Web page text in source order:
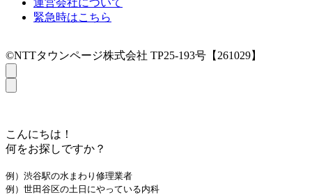
緊急時はこちら
©NTTタウンページ株式会社 TP25-193号【261029】
こんにちは！
何をお探しですか？
例）渋谷駅の水まわり修理業者
例）世田谷区の土日にやっている内科